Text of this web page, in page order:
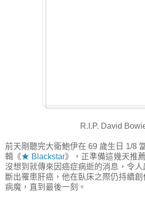
R.I.P. David
前天剛聽完大衛鮑伊在 69 歲生日 1/8
輯《★ Blackstar》，正準備這幾天推
沒想到就傳來因癌症病逝的消息，令
斷出罹患肝癌，他在臥床之際仍持續
病魔，直到最後一刻。